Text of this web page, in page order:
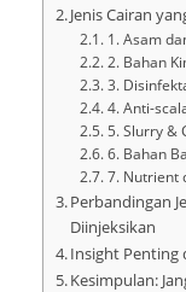
Jenis Cairan
1. Asam
2. Bahan
3.
4. Anti-
5. Slurry &
6. Bahan
7. Nutrient
Perbandingan
Diinjeksikan
Insight Penting
Kesimpulan: